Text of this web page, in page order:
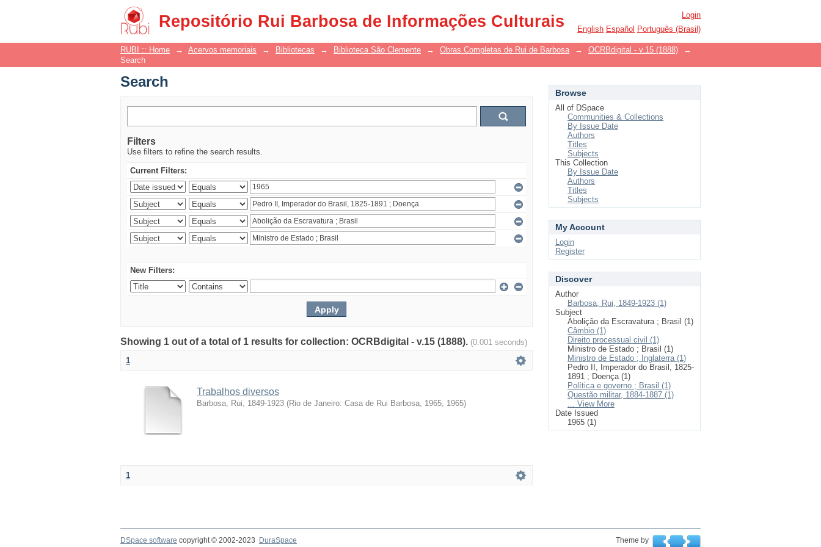
Repositório Rui Barbosa de Informações Culturais
Search
Login
English Español Português (Brasil)
RUBI :: Home → Acervos memoriais → Bibliotecas → Biblioteca São Clemente → Obras Completas de Rui de Barbosa → OCRBdigital - v.15 (1888)
→
Search
Search
Filters
Use filters to refine the search results.
Current Filters:
New Filters:
Showing 1 out of a total of 1 results for collection: OCRBdigital - v.15 (1888). (0.001 seconds)
1
Trabalhos diversos
Barbosa, Rui, 1849-1923 (Rio de Janeiro: Casa de Rui Barbosa, 1965, 1965)
1
Browse
All of DSpace
Communities & Collections
By Issue Date
Authors
Titles
Subjects
This Collection
By Issue Date
Authors
Titles
Subjects
My Account
Login
Register
Discover
Author
Barbosa, Rui, 1849-1923 (1)
Subject
Abolição da Escravatura ; Brasil (1)
Câmbio (1)
Direito processual civil (1)
Ministro de Estado ; Brasil (1)
Ministro de Estado ; Inglaterra (1)
Pedro II, Imperador do Brasil, 1825-
1891 ; Doença (1)
Política e governo ; Brasil (1)
Questão militar, 1884-1887 (1)
... View More
Date Issued
1965 (1)
DSpace software copyright © 2002-2023 DuraSpace Theme by